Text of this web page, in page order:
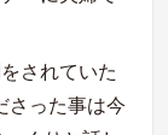
されていた
さった事は今